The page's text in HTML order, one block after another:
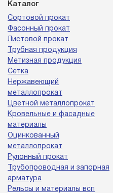
Каталог
Сортовой прокат
Фасонный прокат
Листовой прокат
Трубная продукция
Метизная продукция
Сетка
Нержавеющий
металлопрокат
Цветной металлопрокат
Кровельные и фасадные
материалы
Оцинкованный
металлопрокат
Рулонный прокат
Трубопроводная и запорная
арматура
Рельсы и материалы всп